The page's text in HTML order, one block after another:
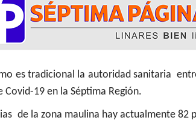
la autoridad sanitaria entregó
Covid-19 en la Séptima Región.
de la zona maulina hay actualmente 82